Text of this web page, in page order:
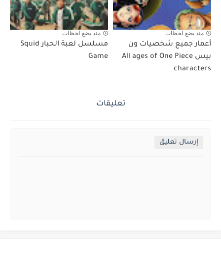
منذ بضع لحظات
أعمار جميع شخصيات ون
بيس All ages of One Piece
characters
منذ بضع لحظات
مسلسل لعبة الحبار Squid
Game
تعليقات
إرسال تعليق